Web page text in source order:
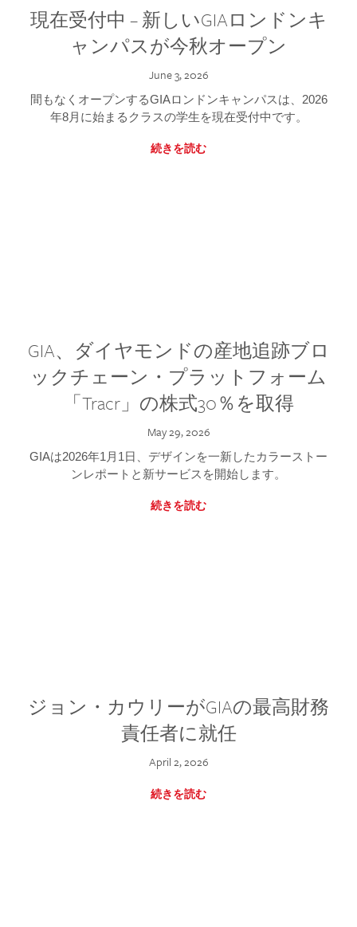
現在受付中 – 新しいGIAロンドンキ
ャンパスが今秋オープン
June 3, 2026
間もなくオープンするGIAロンドンキャンパスは、2026
年8月に始まるクラスの学生を現在受付中です。
続きを読む
GIA、ダイヤモンドの産地追跡ブロ
ックチェーン・プラットフォーム
「Tracr」の株式30％を取得
May 29, 2026
GIAは2026年1月1日、デザインを一新したカラーストー
ンレポートと新サービスを開始します。
続きを読む
ジョン・カウリーがGIAの最高財務
責任者に就任
April 2, 2026
続きを読む